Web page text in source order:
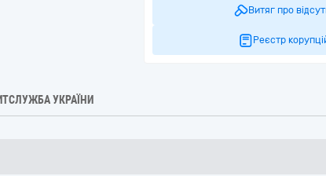
Витяг про
Реєстр
УКРАЇНИ